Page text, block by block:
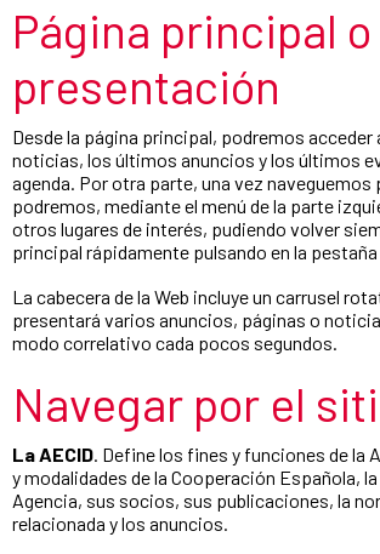
Página principal o
presentación
Desde la página principal, podremos acceder
noticias, los últimos anuncios y los últimos
agenda. Por otra parte, una vez naveguemos
podremos, mediante el menú de la parte
otros lugares de interés, pudiendo volver
principal rápidamente pulsando en la
La cabecera de la Web incluye un carrusel
presentará varios anuncios, páginas o
modo correlativo cada pocos segundos.
Navegar por el
La AECID . Define los fines y funciones de la
y modalidades de la Cooperación Española,
Agencia, sus socios, sus publicaciones, la
relacionada y los anuncios.